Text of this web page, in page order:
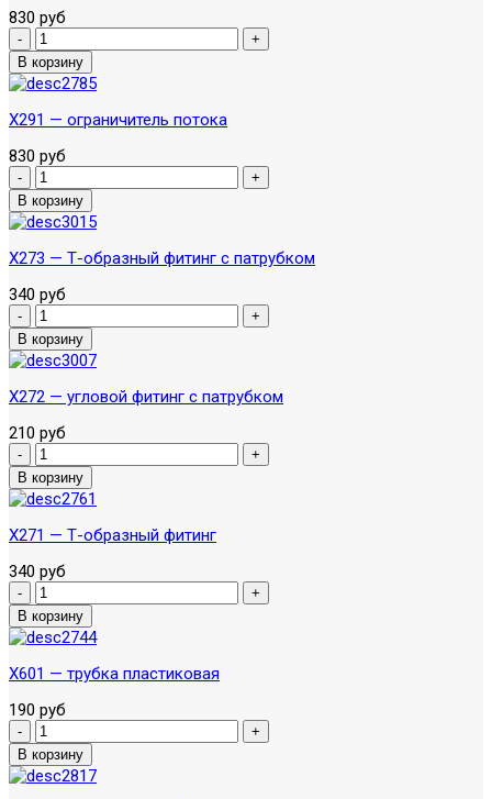
830 руб
X291 — ограничитель потока
830 руб
X273 — Т-образный фитинг с патрубком
340 руб
X272 — угловой фитинг с патрубком
210 руб
X271 — Т-образный фитинг
340 руб
X601 — трубка пластиковая
190 руб